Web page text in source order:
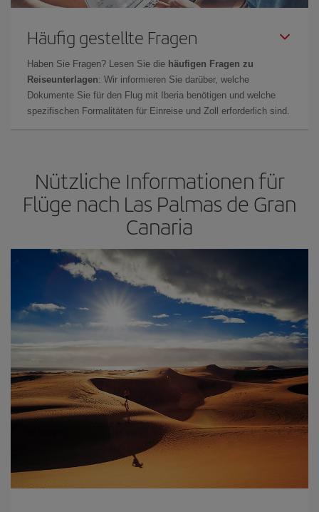
Häufig gestellte Fragen
Haben Sie Fragen? Lesen Sie die häufigen Fragen zu
Reiseunterlagen: Wir informieren Sie darüber, welche
Dokumente Sie für den Flug mit Iberia benötigen und welche
spezifischen Formalitäten für Einreise und Zoll erforderlich sind.
Nützliche Informationen für
Flüge nach Las Palmas de Gran
Canaria